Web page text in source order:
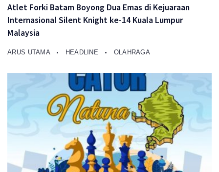
Atlet Forki Batam Boyong Dua Emas di Kejuaraan
Internasional Silent Knight ke-14 Kuala Lumpur
Malaysia
ARUS UTAMA HEADLINE OLAHRAGA